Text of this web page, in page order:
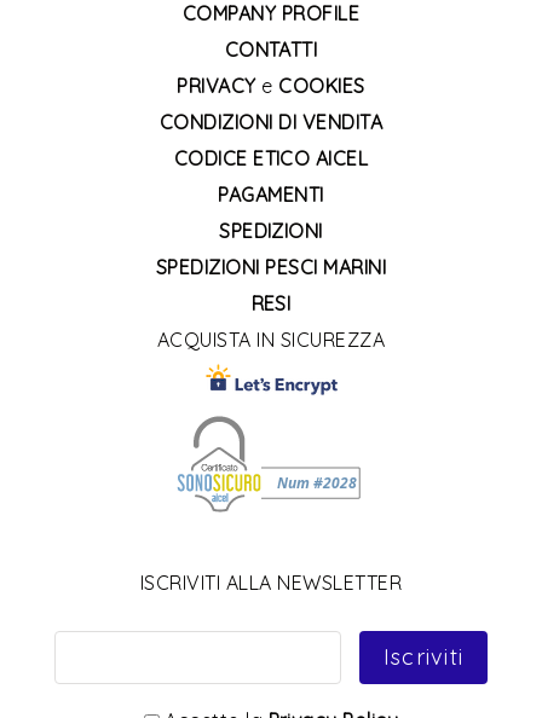
COMPANY PROFILE
CONTATTI
PRIVACYe COOKIES
CONDIZIONI DI VENDITA
CODICE ETICO AICEL
PAGAMENTI
SPEDIZIONI
SPEDIZIONI PESCI MARINI
RESI
ACQUISTA IN SICUREZZA
ISCRIVITI ALLA NEWSLETTER
Iscriviti